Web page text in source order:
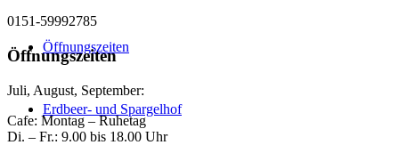
Öffnungszeiten
Erdbeer- und Spargelhof
0151-59992785
Öffnungszeiten
Juli, August, September:
Cafe: Montag – Ruhetag
Di. – Fr.: 9.00 bis 18.00 Uhr